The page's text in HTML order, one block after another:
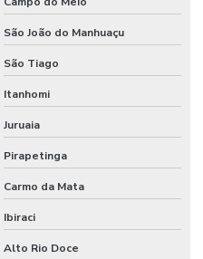
São João do Manhuaçu
São Tiago
Itanhomi
Juruaia
Pirapetinga
Carmo da Mata
Ibiraci
Alto Rio Doce